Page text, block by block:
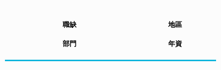
職缺 地區
部門 年資